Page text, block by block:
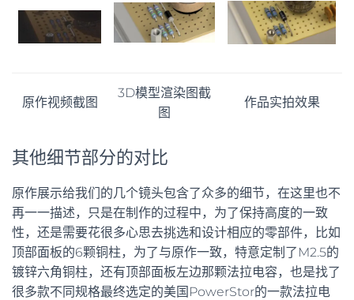
原作视频截图
3D模型渲染图截
图
作品实拍效果
其他细节部分的对比
原作展示给我们的几个镜头包含了众多的细节，在这里也不
再一一描述，只是在制作的过程中，为了保持高度的一致
性，还是需要花很多心思去挑选和设计相应的零部件，比如
顶部面板的6颗铜柱，为了与原作一致，特意定制了M2.5的
镀锌六角铜柱，还有顶部面板左边那颗法拉电容，也是找了
很多款不同规格最终选定的美国PowerStor的一款法拉电